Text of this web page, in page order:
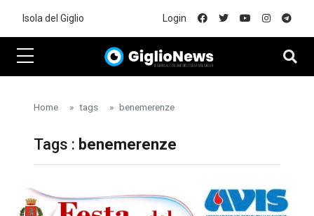
Isola del Giglio Login
Home tags benemerenze
Tags : benemerenze